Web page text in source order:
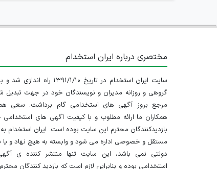
مختصری درباره ایران استخدام
سایت ایران استخدام در تاریخ ۱۳۹۱/۱/۱۰ راه
گروهی و روزانه مدیران و نویسندگان خود در جهت تبدیل
مرجع بروز آگهی های استخدامی گام برداشت. سعی
همکاران ما ارائه مطلوب و با کیفیت آگهی های
بازدیدکنندگان محترم این سایت بوده است. ایران استخدام
مستقل و خصوصی اداره می شود و وابسته به هیچ نهاد و یا
دولتی نمی باشد، این سایت تنها منتشر کننده ی
استخدامی بوده و بنابراین لازم است که بازدید کنندگان